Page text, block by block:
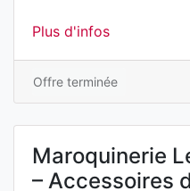
Plus d'infos
Offre terminée
Maroquinerie
– Accessoires